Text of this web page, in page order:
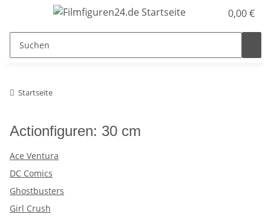
0,00 €
Startseite
Actionfiguren: 30 cm
Ace Ventura
DC Comics
Ghostbusters
Girl Crush